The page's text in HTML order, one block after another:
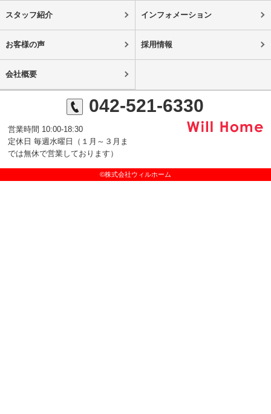
スタッフ紹介 インフォメーション
お客様の声 採用情報
会社概要
042-521-6330
営業時間 10:00-18:30
定休日 毎週水曜日（１月～３月ま
では無休で営業しております）
©株式会社ウィルホーム